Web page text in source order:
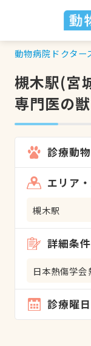
動物病院ドクター
槻木駅(宮
専門医の
診療動物
エリア
槻木駅
詳細条件
日本熱傷学会
診療曜日